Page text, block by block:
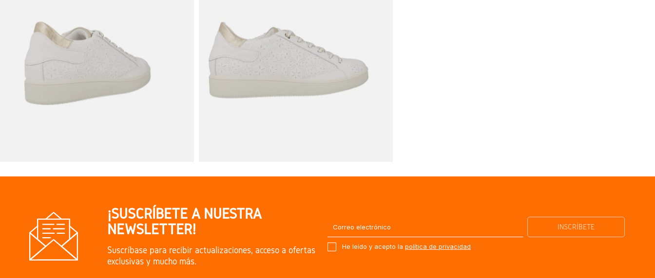
¡SUSCRÍBETE A NUESTRA
NEWSLETTER!
Suscríbase para recibir actualizaciones, acceso a ofertas
exclusivas y mucho más.
He leído y acepto la política de privacidad